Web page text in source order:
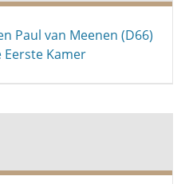
Paul van Meenen (D66)
Kamer